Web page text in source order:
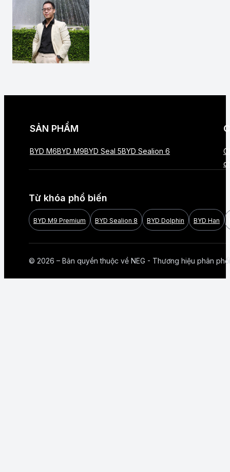
SẢN PHẨM
BYD M6BYD M9BYD Seal 5BYD Sealion 6
Từ khóa phổ biến
BYD M9 Premium BYD Sealion 8 BYD Dolphin BYD Han
© 2026 – Bản quyền thuộc về NEG - Thương hiệu phân